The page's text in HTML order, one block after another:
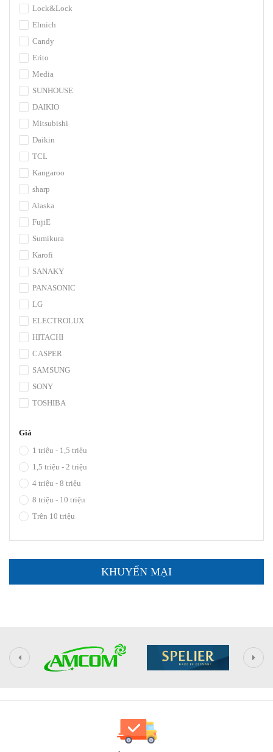
Lock&Lock
Elmich
Candy
Erito
Media
SUNHOUSE
DAIKIO
Mitsubishi
Daikin
TCL
Kangaroo
sharp
Alaska
FujiE
Sumikura
Karofi
SANAKY
PANASONIC
LG
ELECTROLUX
HITACHI
CASPER
SAMSUNG
SONY
TOSHIBA
Giá
1 triệu - 1,5 triệu
1,5 triệu - 2 triệu
4 triệu - 8 triệu
8 triệu - 10 triệu
Trên 10 triệu
KHUYẾN MẠI